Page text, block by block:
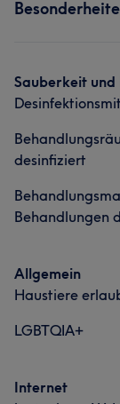
Sauberkeit und
desinfiziert
Behandlungen
Allgemein
Haustiere
LGBTQIA+
Internet